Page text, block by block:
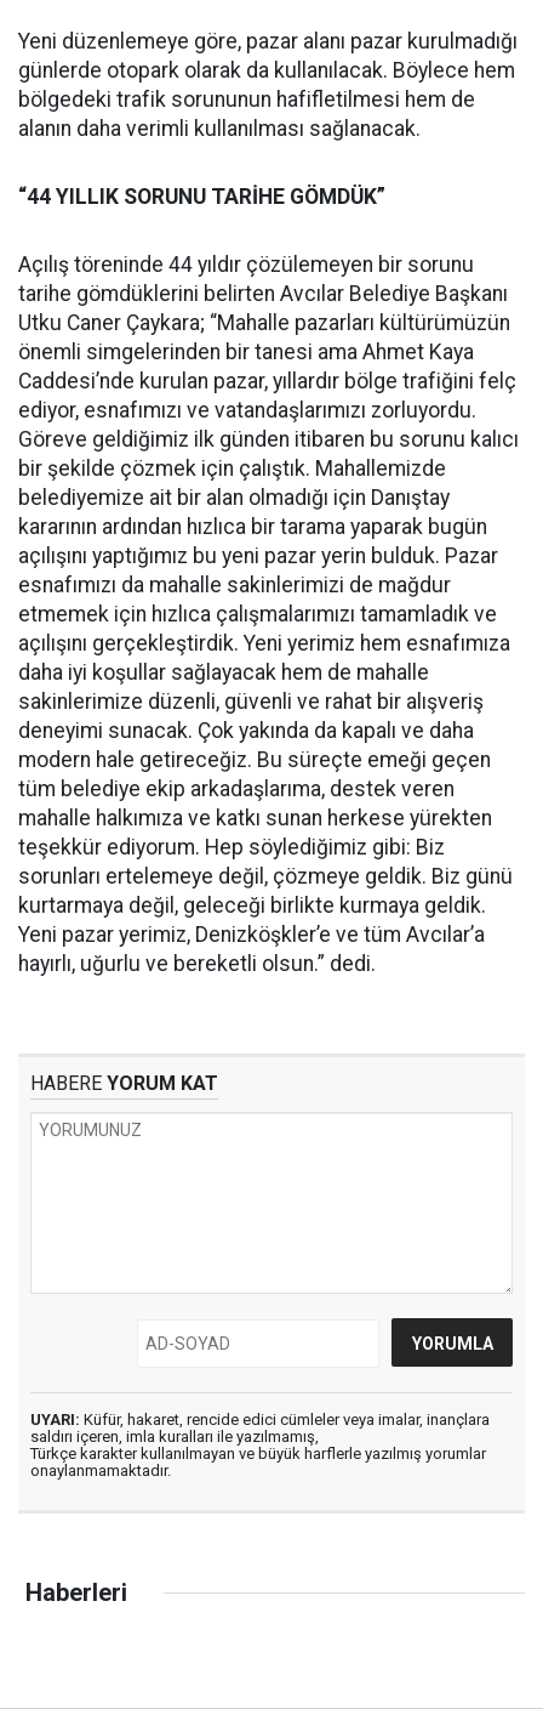
Yeni düzenlemeye göre, pazar alanı pazar kurulmadığı
günlerde otopark olarak da kullanılacak. Böylece hem
bölgedeki trafik sorununun hafifletilmesi hem de
alanın daha verimli kullanılması sağlanacak.
“44 YILLIK SORUNU TARİHE GÖMDÜK”
Açılış töreninde 44 yıldır çözülemeyen bir sorunu
tarihe gömdüklerini belirten Avcılar Belediye Başkanı
Utku Caner Çaykara; “Mahalle pazarları kültürümüzün
önemli simgelerinden bir tanesi ama Ahmet Kaya
Caddesi’nde kurulan pazar, yıllardır bölge trafiğini felç
ediyor, esnafımızı ve vatandaşlarımızı zorluyordu.
Göreve geldiğimiz ilk günden itibaren bu sorunu kalıcı
bir şekilde çözmek için çalıştık. Mahallemizde
belediyemize ait bir alan olmadığı için Danıştay
kararının ardından hızlıca bir tarama yaparak bugün
açılışını yaptığımız bu yeni pazar yerin bulduk. Pazar
esnafımızı da mahalle sakinlerimizi de mağdur
etmemek için hızlıca çalışmalarımızı tamamladık ve
açılışını gerçekleştirdik. Yeni yerimiz hem esnafımıza
daha iyi koşullar sağlayacak hem de mahalle
sakinlerimize düzenli, güvenli ve rahat bir alışveriş
deneyimi sunacak. Çok yakında da kapalı ve daha
modern hale getireceğiz. Bu süreçte emeği geçen
tüm belediye ekip arkadaşlarıma, destek veren
mahalle halkımıza ve katkı sunan herkese yürekten
teşekkür ediyorum. Hep söylediğimiz gibi: Biz
sorunları ertelemeye değil, çözmeye geldik. Biz günü
kurtarmaya değil, geleceği birlikte kurmaya geldik.
Yeni pazar yerimiz, Denizköşkler’e ve tüm Avcılar’a
hayırlı, uğurlu ve bereketli olsun.” dedi.
HABERE YORUM KAT
UYARI: Küfür, hakaret, rencide edici cümleler veya imalar, inançlara
saldırı içeren, imla kuralları ile yazılmamış,
Türkçe karakter kullanılmayan ve büyük harflerle yazılmış yorumlar
onaylanmamaktadır.
Haberleri